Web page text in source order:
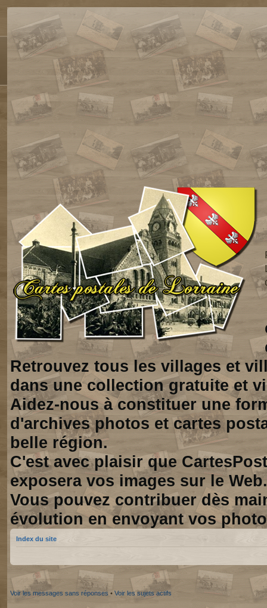
Retrouvez tous les villages et
dans une collection gratuite et
Aidez-nous à constituer une
d'archives photos et cartes
belle région.
C'est avec plaisir que
exposera vos images sur le Web.
Vous pouvez contribuer dès
évolution en envoyant vos
Index du site
Voir les messages sans réponses • Voir les sujets actifs